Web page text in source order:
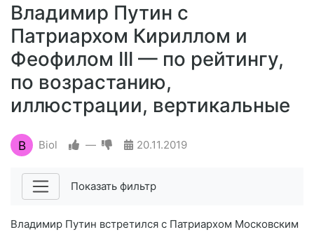
Владимир Путин с
Патриархом Кириллом и
Феофилом III — по рейтингу,
по возрастанию,
иллюстрации, вертикальные
B Biol — 20.11.2019
Показать фильтр
Владимир Путин встретился с Патриархом Московским